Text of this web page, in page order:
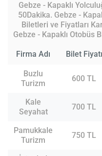
Gebze - Kapaklı
50Dakika. Gebze -
Biletleri ve Fiyatları
Gebze - Kapaklı Otobüs
Firma Adı Bilet Fiyatı
Buzlu
Turizm
600 TL
Kale
Seyahat
700 TL
Pamukkale
Turizm
750 TL